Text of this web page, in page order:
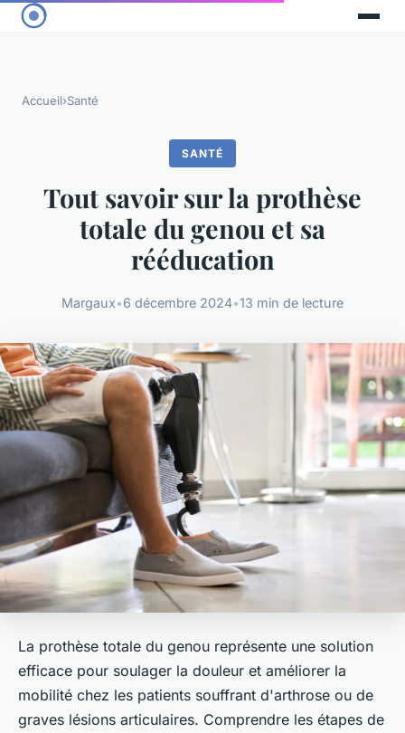
Accueil›Santé
SANTÉ
Tout savoir sur la prothèse
totale du genou et sa
rééducation
Margaux•6 décembre 2024•13 min de lecture
La prothèse totale du genou représente une solution
efficace pour soulager la douleur et améliorer la
mobilité chez les patients souffrant d'arthrose ou de
graves lésions articulaires. Comprendre les étapes de